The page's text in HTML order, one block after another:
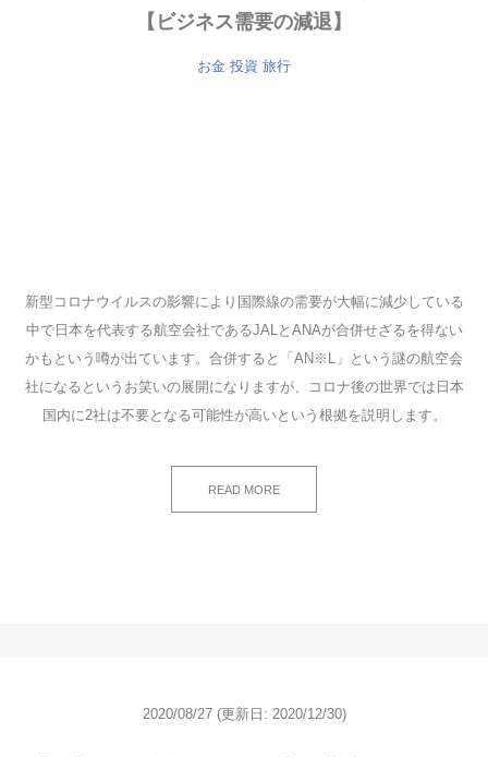
【ビジネス需要の減退】
お金 投資 旅行
新型コロナウイルスの影響により国際線の需要が大幅に減少している
中で日本を代表する航空会社であるJALとANAが合併せざるを得ない
かもという噂が出ています。合併すると「AN※L」という謎の航空会
社になるというお笑いの展開になりますが、コロナ後の世界では日本
国内に2社は不要となる可能性が高いという根拠を説明します。
READ MORE
2020/08/27 (更新日: 2020/12/30)